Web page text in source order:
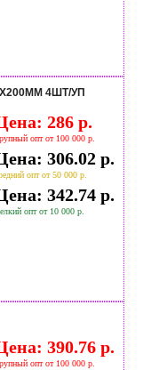
4ШТ/УП
286 р.
опт от 100 000 р.
306.02 р.
опт от 50 000 р.
342.74 р.
опт от 10 000 р.
390.76 р.
опт от 100 000 р.